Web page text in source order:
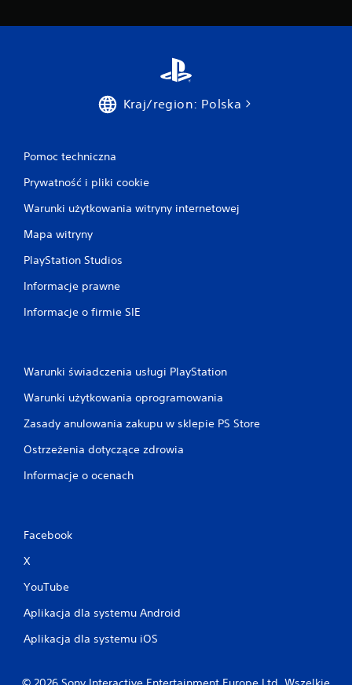
Kraj/region: Polska
Pomoc techniczna
Prywatność i pliki cookie
Warunki użytkowania witryny internetowej
Mapa witryny
PlayStation Studios
Informacje prawne
Informacje o firmie SIE
Warunki świadczenia usługi PlayStation
Warunki użytkowania oprogramowania
Zasady anulowania zakupu w sklepie PS Store
Ostrzeżenia dotyczące zdrowia
Informacje o ocenach
Facebook
X
YouTube
Aplikacja dla systemu Android
Aplikacja dla systemu iOS